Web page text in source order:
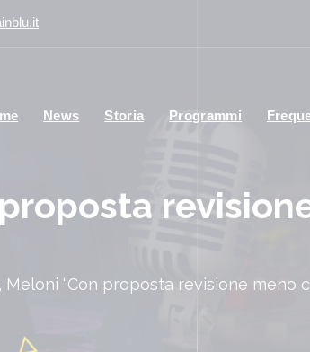
News Storia Programmi
proposta
Meloni “Con proposta revisione meno